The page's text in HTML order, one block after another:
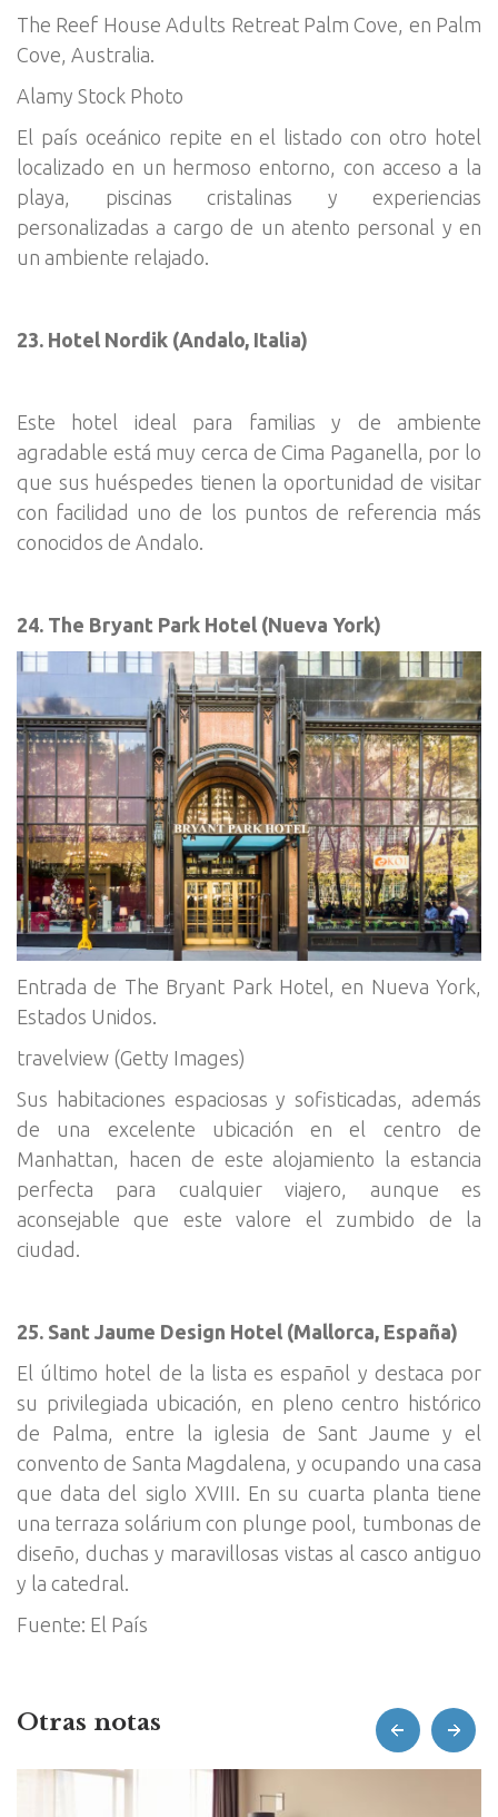
The Reef House Adults Retreat Palm Cove, en Palm
Cove, Australia.
Alamy Stock Photo
El país oceánico repite en el listado con otro hotel
localizado en un hermoso entorno, con acceso a la
playa, piscinas cristalinas y experiencias
personalizadas a cargo de un atento personal y en
un ambiente relajado.
23. Hotel Nordik (Andalo, Italia)
Este hotel ideal para familias y de ambiente
agradable está muy cerca de Cima Paganella, por lo
que sus huéspedes tienen la oportunidad de visitar
con facilidad uno de los puntos de referencia más
conocidos de Andalo.
24. The Bryant Park Hotel (Nueva York)
Entrada de The Bryant Park Hotel, en Nueva York,
Estados Unidos.
travelview (Getty Images)
Sus habitaciones espaciosas y sofisticadas, además
de una excelente ubicación en el centro de
Manhattan, hacen de este alojamiento la estancia
perfecta para cualquier viajero, aunque es
aconsejable que este valore el zumbido de la
ciudad.
25. Sant Jaume Design Hotel (Mallorca, España)
El último hotel de la lista es español y destaca por
su privilegiada ubicación, en pleno centro histórico
de Palma, entre la iglesia de Sant Jaume y el
convento de Santa Magdalena, y ocupando una casa
que data del siglo XVIII. En su cuarta planta tiene
una terraza solárium con plunge pool, tumbonas de
diseño, duchas y maravillosas vistas al casco antiguo
y la catedral.
Fuente: El País
Otras notas prev next